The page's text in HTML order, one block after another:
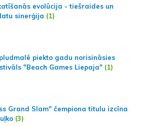
evolūcija - tiešraides un
sinerģija (1)
piekto gadu norisināsies
"Beach Games Liepaja" (1)
Grand Slam" čempiona titulu izcīna
(3)